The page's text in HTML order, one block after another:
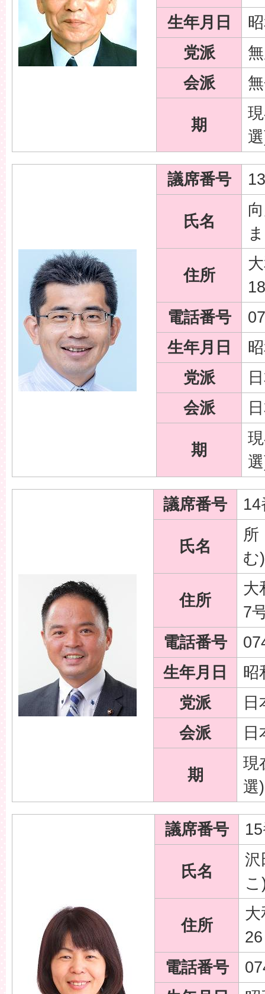
生年月日
党派
会派
期
議席番号
氏名
住所
電話番号
生年月日
党派
会派
期
議席番号 14
氏名
む)
住所
大
7
電話番号
生年月日
昭
党派
日
会派
日
期
現
選)
議席番号
氏名
沢
こ
住所
大
26
電話番号